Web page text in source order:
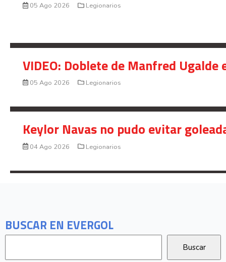
BUSCAR EN EVERGOL
05 Ago 2026 Legionarios
VIDEO: Doblete de Manfred
05 Ago 2026 Legionarios
Keylor Navas no pudo evitar
04 Ago 2026 Legionarios